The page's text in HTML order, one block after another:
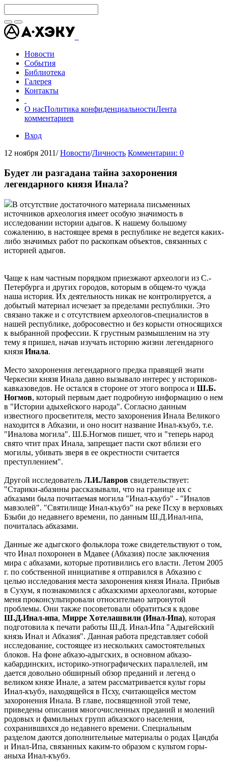
Новости
События
Библиотека
Галерея
Контакты
О насПолитика конфиденциальностиЛента
комментариев
Вход
12 ноября 2011/ Новости/Личность Комментарии: 0
Будет ли разгадана тайна захоронения
легендарного князя Инала?
В отсутствие достаточного материала письменных
источников археология имеет особую значимость в
исследовании истории адыгов. К нашему большому
сожалению, в настоящее время в республике не ведется каких-
либо значимых работ по раскопкам объектов, связанных с
историей адыгов.
Чаще к нам частным порядком приезжают археологи из С.-
Петербурга и других городов, которым в общем-то чужда
наша история. Их деятельность никак не контролируется, а
добытый материал исчезает за пределами республики. Это
связано также и с отсутствием археологов-специалистов в
нашей республике, добросовестно и без корысти относящихся
к выбранной профессии. К грустным размышленим на эту
тему я пришел, начав изучать историю жизни легендарного
князя Инала.
Место захоронения легендарного предка правящей знати
Черкесии князя Инала давно вызывало интерес у историков-
кавказоведов. Не остался в стороне от этого вопроса и Ш.Б.
Ногмов, который первым дает подробную информацию о нем
в "Истории адыхейского народа". Согласно данным
известного просветителя, место захоронения Инала Великого
находится в Абхазии, и оно носит название Инал-къубэ, т.е.
"Иналова могила". Ш.Б.Ногмов пишет, что и "теперь народ
свято чтит прах Инала, запрещает пасти скот вблизи его
могилы, убивать зверя в ее окрестности считается
преступлением".
Другой исследователь Л.И.Лавров свидетельствует:
"Старики-абазины рассказывали, что на границе их с
абхазами была почитаемая могила "Инал-къубэ" - "Иналов
мавзолей". "Святилище Инал-къубэ" на реке Псху в верховьях
Бзыби до недавнего времени, по данным Ш.Д.Инал-ипа,
почиталась абхазами.
Данные же адыгского фольклора тоже свидетельствуют о том,
что Инал похоронен в Мдавее (Абхазия) после заключения
мира с абхазами, которые противились его власти. Летом 2005
г. по собственной инициативе я отправился в Абхазию с
целью исследования места захоронения князя Инала. Прибыв
в Сухум, я познакомился с абхазскими археологами, которые
меня проконсультировали относительно затронутой
проблемы. Они также посоветовали обратиться к вдове
Ш.Д.Инал-ипа, Мирре Хотелашвили (Инал-Ипа), которая
подготовила к печати работы Ш.Д. Инал-Ипа "Адыгейский
князь Инал и Абхазия". Данная работа представляет собой
исследование, состоящее из нескольких самостоятельных
блоков. На фоне абхазо-адыгских, в основном абхазо-
кабардинских, историко-этнографических параллелей, им
дается довольно обширный обзор преданий и легенд о
великом князе Инале, а затем рассматривается культ горы
Инал-къубэ, находящейся в Псху, считающейся местом
захоронения Инала. В главе, посвященной этой теме,
приведены описания многочисленных преданий и молений
родовых и фамильных групп абхазского населения,
сохранившихся до недавнего времени. Специальным
разделом даются дополнительные материалы о родах Цандба
и Инал-Ипа, связанных каким-то образом с культом горы-
аныха Инал-къубэ.